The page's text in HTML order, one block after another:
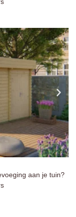
aan je tuin?